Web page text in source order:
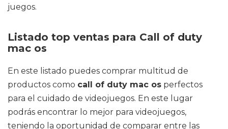
juegos.
Listado top ventas para Call of duty
mac os
En este listado puedes comprar multitud de
productos como call of duty mac os perfectos
para el cuidado de videojuegos. En este lugar
podrás encontrar lo mejor para videojuegos,
teniendo la oportunidad de comparar entre las